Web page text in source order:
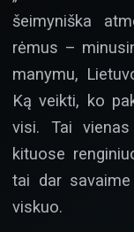
šeimyniška
rėmus –
manymu,
Ką veikti, ko
visi. Tai
kituose
tai dar
viskuo.